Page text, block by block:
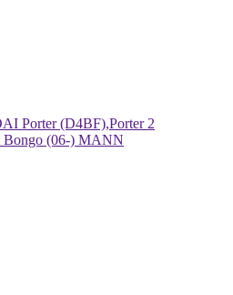
Porter (D4BF),Porter 2
(06-) MANN